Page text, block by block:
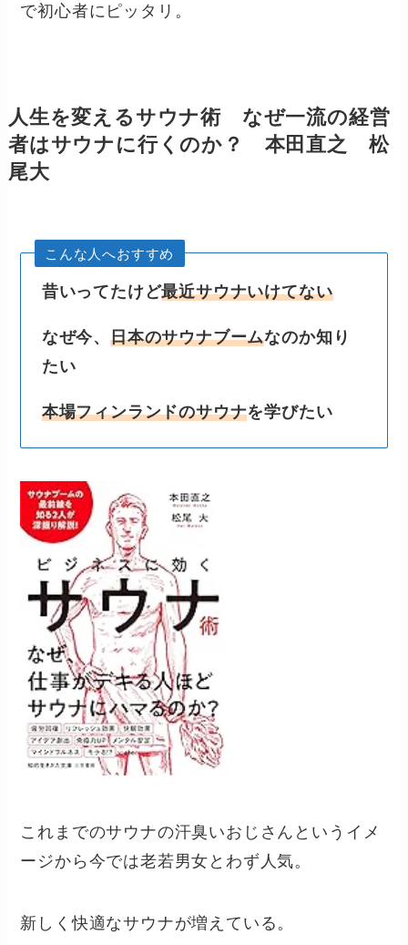
で初心者にピッタリ。
人生を変えるサウナ術 なぜ一流の経営
者はサウナに行くのか？ 本田直之 松
尾大
こんな人へおすすめ
昔いってたけど最近サウナいけてない
なぜ今、日本のサウナブームなのか知り
たい
本場フィンランドのサウナを学びたい
これまでのサウナの汗臭いおじさんというイメ
ージから今では老若男女とわず人気。
新しく快適なサウナが増えている。